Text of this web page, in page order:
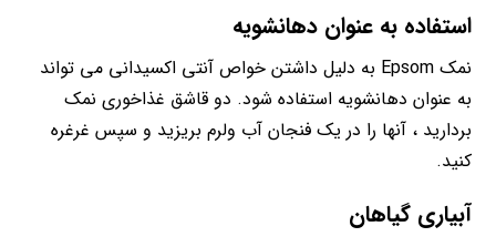
استفاده به عنوان دهانشویه
نمک Epsom به دلیل داشتن خواص آنتی اکسیدانی می تواند
به عنوان دهانشویه استفاده شود. دو قاشق غذاخوری نمک
بردارید ، آنها را در یک فنجان آب ولرم بریزید و سپس غرغره
کنید.
آبیاری گیاهان